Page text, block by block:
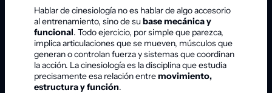
Hablar de cinesiología no es hablar de algo accesorio
al entrenamiento, sino de subase mecánica y
funcional. Todo ejercicio, por simple que parezca,
implica articulaciones que se mueven, músculos que
generan o controlan fuerza y sistemas que coordinan
la acción. La cinesiología es la disciplina que estudia
precisamente esa relación entremovimiento,
estructura y función.